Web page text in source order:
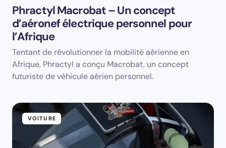
Your Comment *
Email *
Save my name and email in this browser for the
next time I comment.
Phractyl Macrobat – Un concept
d’aéronef électrique personnel pour
l’Afrique
Tentant de révolutionner la mobilité aérienne en
Afrique, Phractyl a conçu Macrobat, un concept
futuriste de véhicule aérien personnel.
VOITURE